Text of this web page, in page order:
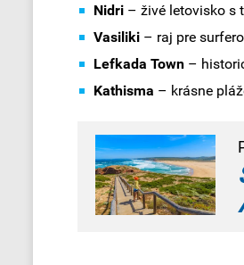
Nidri – živé letovisko s
Vasiliki – raj pre
Lefkada Town –
Kathisma – krásne